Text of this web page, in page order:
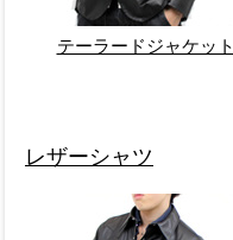
テーラードジャケット
レザーシャツ